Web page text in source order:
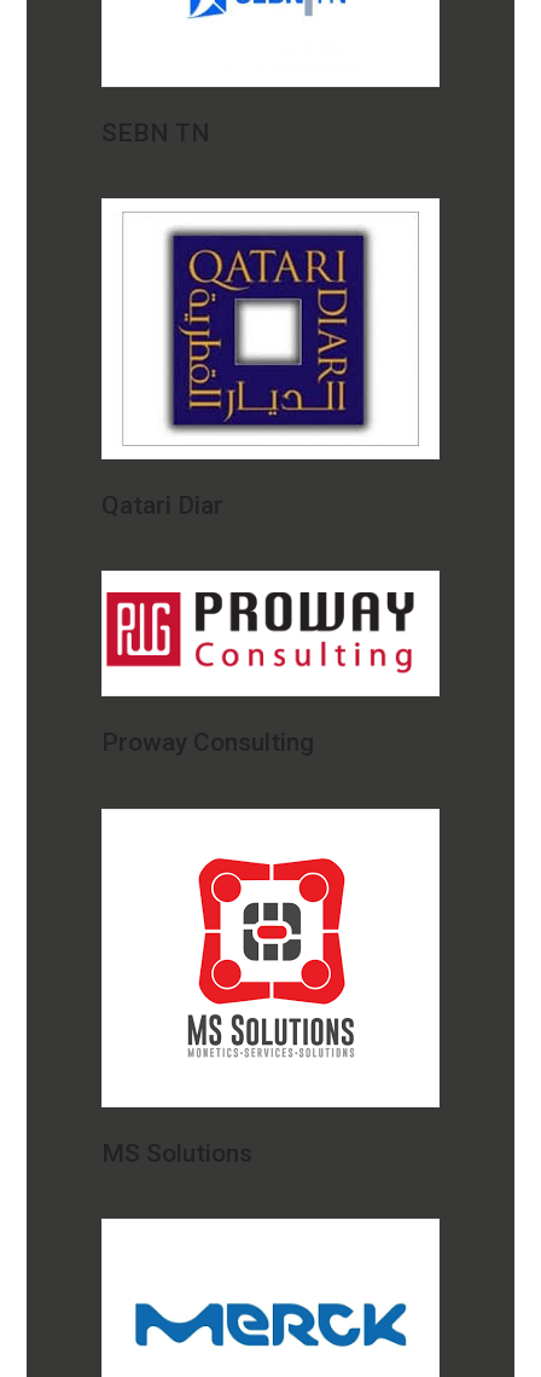
SEBN TN
Qatari Diar
Proway Consulting
MS Solutions